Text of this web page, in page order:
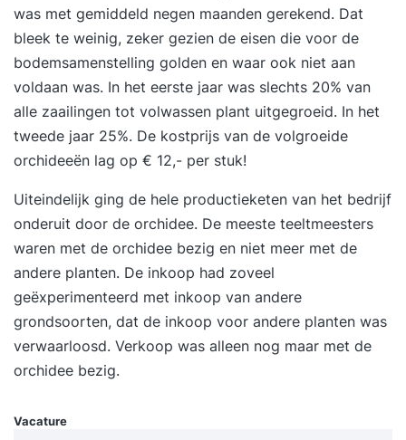
eigenaarschap aan te brengen Als je het een
uitdaging vindt om jouw team of organisatie mee
te laten bewegen directeuren, MT leden,
strategiedirecteuren Welke kennis kennis heb ik
na de training? Situatieanalyse – Verschillende
methoden om de bestaande situatie te
analyseren Strategieontwikkeling – De stappen
Kader – Begrip van de samenhang tussen missie,
visie, ambitie, en strategie Strategiebeoordeling –
Kennis om een goede strategie te herkennen en
te onderscheiden van een slechte OKR-methodiek
– Focus, samenhang, eigenaarschap,
wendbaarheid en grip verbeteren Theoretische
basiskennis – Grondig begrip van de theorie van
de OKR-methode Formuleren – Kennis om
op te stellen OKR-cyclus – Stappen, timing en
was met gemiddeld negen maanden gerekend. Dat
bleek te weinig, zeker gezien de eisen die voor de
bodemsamenstelling golden en waar ook niet aan
voldaan was. In het eerste jaar was slechts 20% van
alle zaailingen tot volwassen plant uitgegroeid. In het
tweede jaar 25%. De kostprijs van de volgroeide
orchideeën lag op € 12,- per stuk!
Uiteindelijk ging de hele productieketen van het bedrijf
onderuit door de orchidee. De meeste teeltmeesters
waren met de orchidee bezig en niet meer met de
andere planten. De inkoop had zoveel
geëxperimenteerd met inkoop van andere
grondsoorten, dat de inkoop voor andere planten was
verwaarloosd. Verkoop was alleen nog maar met de
orchidee bezig.
Vacature